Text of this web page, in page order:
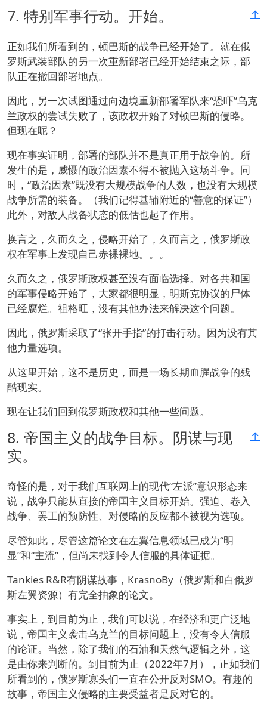
↑
7. 特别军事行动。开始。
正如我们所看到的，顿巴斯的战争已经开始了。就在俄
罗斯武装部队的另一次重新部署已经开始结束之际，部
队正在撤回部署地点。
因此，另一次试图通过向边境重新部署军队来“恐吓”乌克
兰政权的尝试失败了，该政权开始了对顿巴斯的侵略。
但现在呢？
现在事实证明，部署的部队并不是真正用于战争的。所
发生的是，威慑的政治因素不得不被抛入这场斗争。同
时，“政治因素”既没有大规模战争的人数，也没有大规模
战争所需的装备。（我们记得基辅附近的“善意的保证”）
此外，对敌人战备状态的低估也起了作用。
换言之，久而久之，侵略开始了，久而言之，俄罗斯政
权在军事上发现自己赤裸裸地。。。
久而久之，俄罗斯政权甚至没有面临选择。对各共和国
的军事侵略开始了，大家都很明显，明斯克协议的尸体
已经腐烂。祖格旺，没有其他办法来解决这个问题。
因此，俄罗斯采取了“张开手指”的打击行动。因为没有其
他力量选项。
从这里开始，这不是历史，而是一场长期血腥战争的残
酷现实。
现在让我们回到俄罗斯政权和其他一些问题。
↑
8. 帝国主义的战争目标。阴谋与现
实。
奇怪的是，对于我们互联网上的现代“左派”意识形态来
说，战争只能从直接的帝国主义目标开始。强迫、卷入
战争、罢工的预防性、对侵略的反应都不被视为选项。
尽管如此，尽管这篇论文在左翼信息领域已成为“明
显”和“主流”，但尚未找到令人信服的具体证据。
Tankies R&R有阴谋故事，KrasnoBy（俄罗斯和白俄罗
斯左翼资源）有完全抽象的论文。
事实上，到目前为止，我们可以说，在经济和更广泛地
说，帝国主义袭击乌克兰的目标问题上，没有令人信服
的论证。当然，除了我们的石油和天然气逻辑之外，这
是由你来判断的。到目前为止（2022年7月），正如我们
所看到的，俄罗斯寡头们一直在公开反对SMO。有趣的
故事，帝国主义侵略的主要受益者是反对它的。